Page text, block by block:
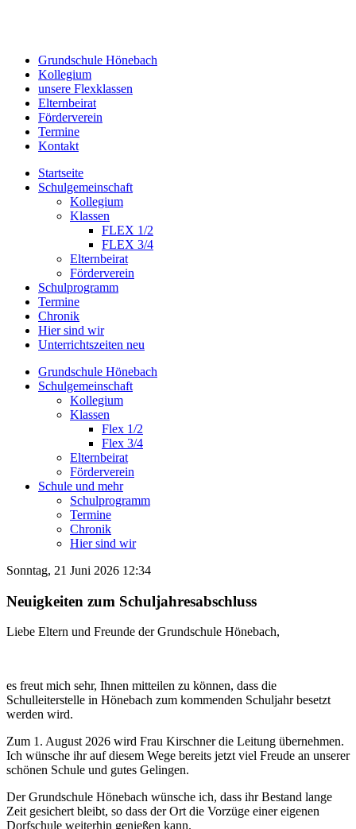
Grundschule Hönebach
Kollegium
unsere Flexklassen
Elternbeirat
Förderverein
Termine
Kontakt
Startseite
Schulgemeinschaft
Kollegium
Klassen
FLEX 1/2
FLEX 3/4
Elternbeirat
Förderverein
Schulprogramm
Termine
Chronik
Hier sind wir
Unterrichtszeiten neu
Grundschule Hönebach
Schulgemeinschaft
Kollegium
Klassen
Flex 1/2
Flex 3/4
Elternbeirat
Förderverein
Schule und mehr
Schulprogramm
Termine
Chronik
Hier sind wir
Sonntag, 21 Juni 2026 12:34
Neuigkeiten zum Schuljahresabschluss
Liebe Eltern und Freunde der Grundschule Hönebach,
es freut mich sehr, Ihnen mitteilen zu können, dass die
Schulleiterstelle in Hönebach zum kommenden Schuljahr besetzt
werden wird.
Zum 1. August 2026 wird Frau Kirschner die Leitung übernehmen.
Ich wünsche ihr auf diesem Wege bereits jetzt viel Freude an unserer
schönen Schule und gutes Gelingen.
Der Grundschule Hönebach wünsche ich, dass ihr Bestand lange
Zeit gesichert bleibt, so dass der Ort die Vorzüge einer eigenen
Dorfschule weiterhin genießen kann.